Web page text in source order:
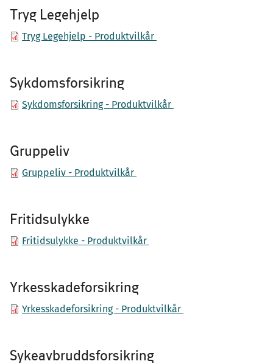
Tryg Legehjelp
Tryg Legehjelp - Produktvilkår
Sykdomsforsikring
Sykdomsforsikring - Produktvilkår
Gruppeliv
Gruppeliv - Produktvilkår
Fritidsulykke
Fritidsulykke - Produktvilkår
Yrkesskadeforsikring
Yrkesskadeforsikring - Produktvilkår
Sykeavbruddsforsikring